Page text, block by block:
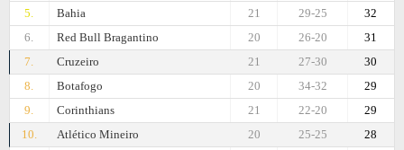
5.
Bahia 32
29-25
21
6.
Red Bull Bragantino 31
26-20
20
7.
Cruzeiro 30
27-30
21
8.
Botafogo 29
34-32
20
9.
Corinthians 29
22-20
21
10.
Atlético Mineiro 28
25-25
20